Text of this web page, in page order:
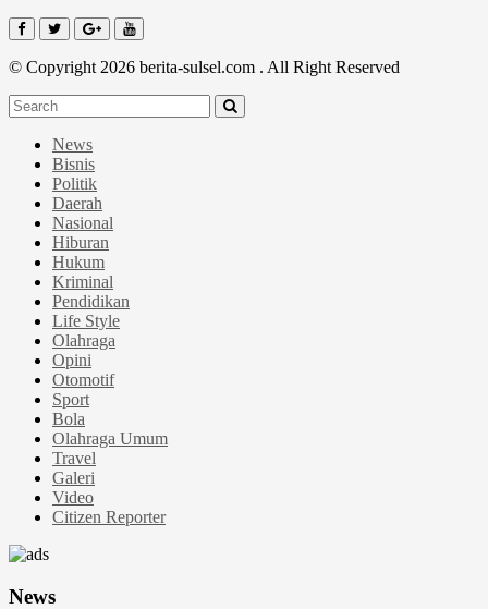
© Copyright 2026 berita-sulsel.com . All Right Reserved
News
Bisnis
Politik
Daerah
Nasional
Hiburan
Hukum
Kriminal
Pendidikan
Life Style
Olahraga
Opini
Otomotif
Sport
Bola
Olahraga Umum
Travel
Galeri
Video
Citizen Reporter
News